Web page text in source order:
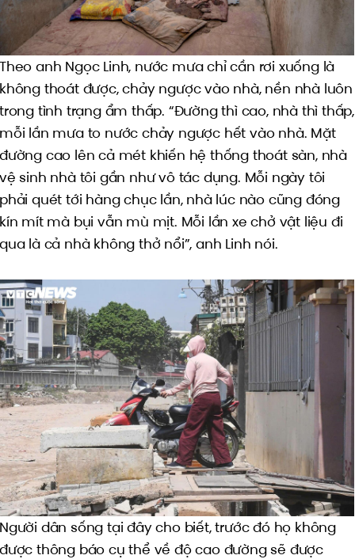
Theo anh Ngọc Linh, nước mưa chỉ cần rơi xuống là
không thoát được, chảy ngược vào nhà, nền nhà luôn
trong tình trạng ẩm thấp. “Đường thì cao, nhà thì thấp,
mỗi lần mưa to nước chảy ngược hết vào nhà. Mặt
đường cao lên cả mét khiến hệ thống thoát sàn, nhà
vệ sinh nhà tôi gần như vô tác dụng. Mỗi ngày tôi
phải quét tới hàng chục lần, nhà lúc nào cũng đóng
kín mít mà bụi vẫn mù mịt. Mỗi lần xe chở vật liệu đi
qua là cả nhà không thở nổi”, anh Linh nói.
Người dân sống tại đây cho biết, trước đó họ không
được thông báo cụ thể về độ cao đường sẽ được